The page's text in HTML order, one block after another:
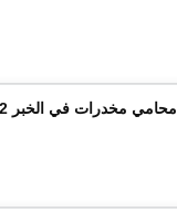
محامي مخدرات في الخبر 0599993002 | استشارة فورية من محام متخصص